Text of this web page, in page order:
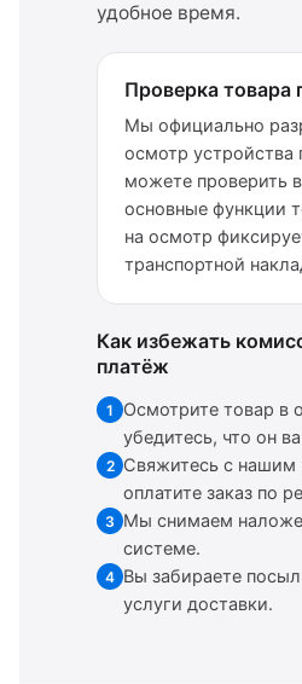
удобное время.
Проверка товара
Мы официально
осмотр устройства
можете проверить
основные функции
на осмотр
транспортной
Как избежать
платёж
1
Осмотрите товар в
убедитесь, что он
2 Свяжитесь с
оплатите заказ по
3 Мы снимаем
системе.
4 Вы забираете
услуги доставки.